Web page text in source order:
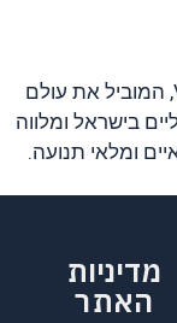
נכתב על ידי צוות Volaro, המוביל את עולם
בישראל ומלווה
ומלאי תנועה.
מדיניות
האתר